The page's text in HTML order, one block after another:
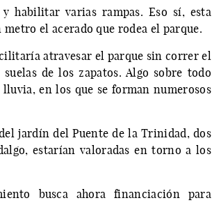
habilitar varias rampas. Eso sí, esta
el acerado que rodea el parque.
atravesar el parque sin correr el
de los zapatos. Algo sobre todo
en los que se forman numerosos
jardín del Puente de la Trinidad, dos
estarían valoradas en torno a los
busca ahora financiación para